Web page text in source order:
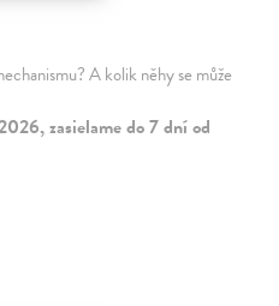
A kolik něhy se může
zasielame do 7 dní od